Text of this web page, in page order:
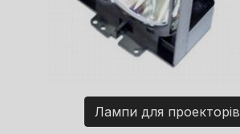
Лампи для проекторів